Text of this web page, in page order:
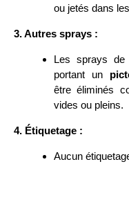
ou jetés dans
3. Autres sprays :
Les sprays de
portant un
être éliminés
vides ou pleins.
4. Étiquetage :
Aucun